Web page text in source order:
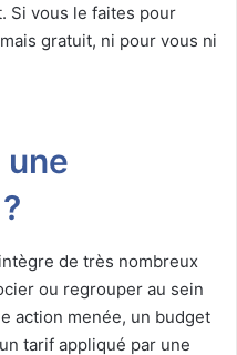
Si vous le faites pour
gratuit, ni pour vous ni
intègre de très nombreux
ou regrouper au sein
action menée, un budget
tarif appliqué par une